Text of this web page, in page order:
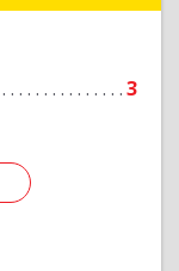
3
Подробнее